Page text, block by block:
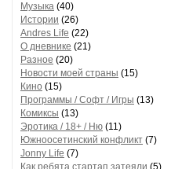
Музыка (40)
Истории (26)
Andres Life (22)
О дневнике (21)
Разное (20)
Новости моей страны (15)
Кино (15)
Программы / Софт / Игры (13)
Комиксы (13)
Эротика / 18+ / Ню (11)
Южноосетинский конфликт (7)
Jonny Life (7)
Как ребята стартап затеяли (5)